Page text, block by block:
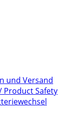
und Versand
Safety